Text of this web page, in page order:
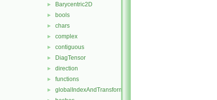
► Barycentric2D
► bools
► chars
► complex
► contiguous
► DiagTensor
► direction
► functions
► globalIndexAndTransform